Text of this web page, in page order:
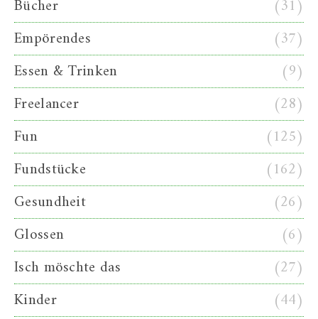
Bücher
(31)
Empörendes
(37)
Essen & Trinken
(9)
Freelancer
(28)
Fun
(125)
Fundstücke
(162)
Gesundheit
(26)
Glossen
(6)
Isch möschte das
(27)
Kinder
(44)